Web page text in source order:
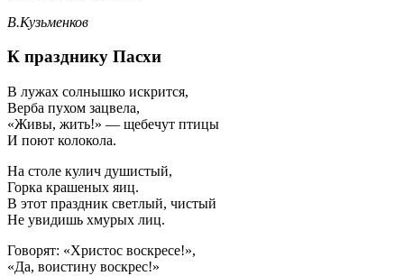
В.Кузьменков
К празднику Пасхи
В лужах солнышко искрится,
Верба пухом зацвела,
«Живы, жить!» — щебечут птицы
И поют колокола.
На столе кулич душистый,
Горка крашеных яиц.
В этот праздник светлый, чистый
Не увидишь хмурых лиц.
Говорят: «Христос воскресе!»,
«Да, воистину воскрес!»